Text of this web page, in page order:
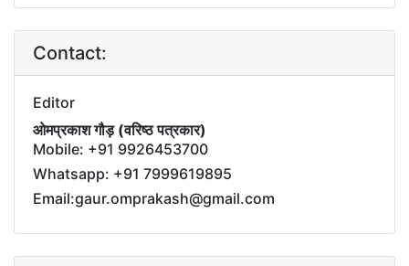
Contact:
Editor
ओमप्रकाश गौड़ (वरिष्ठ पत्रकार)
Mobile: +91 9926453700
Whatsapp: +91 7999619895
Email:gaur.omprakash@gmail.com